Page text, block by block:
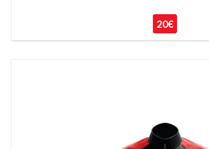
20€